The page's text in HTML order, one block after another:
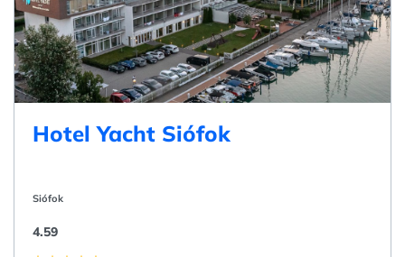
Hotel Yacht Siófok
Siófok
4.59